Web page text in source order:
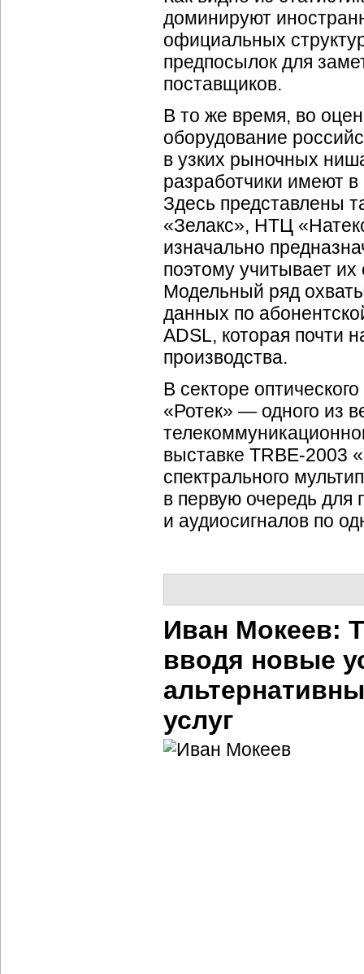
доминируют
официальных
предпосылок для
поставщиков.
В то же время, во
оборудование
в узких рыночных
разработчики имеют
Здесь представлены
«Зелакс», НТЦ
изначально
поэтому учитывает
Модельный ряд
данных по
ADSL, которая почти
производства.
В секторе
«Ротек» — одного из
выставке TRBE-2003
спектрального
в первую очередь для
и аудиосигналов по
Иван Мокеев:
вводя новые
услуг